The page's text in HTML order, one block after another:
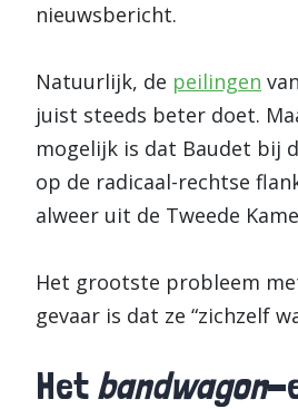
nieuwsbericht.
Natuurlijk, de peilingen
juist steeds beter doet.
mogelijk is dat Baudet bij
op de radicaal-rechtse
alweer uit de Tweede
Het grootste probleem
gevaar is dat ze “zichzelf
Hetbandwagon-